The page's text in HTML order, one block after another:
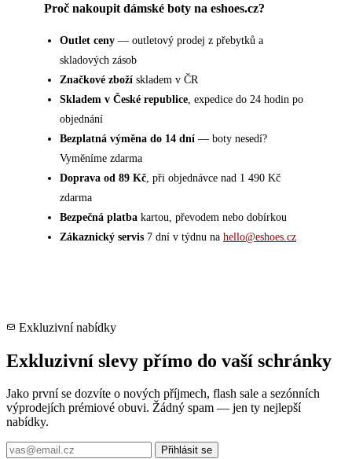
Proč nakoupit dámské boty na eshoes.cz?
Outlet ceny — outletový prodej z přebytků a
skladových zásob
Značkové zboží skladem v ČR
Skladem v České republice , expedice do 24 hodin po
objednání
Bezplatná výměna do 14 dní — boty nesedí?
Vyměníme zdarma
Doprava od 89 Kč , při objednávce nad 1 490 Kč
zdarma
Bezpečná platba kartou, převodem nebo dobírkou
Zákaznický servis 7 dní v týdnu na hello@eshoes.cz
Exkluzivní nabídky
Exkluzivní slevy přímo do vaší schránky
Jako první se dozvíte o nových příjmech, flash sale a sezónních
výprodejích prémiové obuvi. Žádný spam — jen ty nejlepší
nabídky.
Přihlásit se